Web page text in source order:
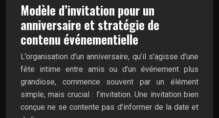
Modèle d’invitation pour un
anniversaire et stratégie de
contenu événementielle
L’organisation d’un anniversaire, qu’il s’agisse d’une
fête intime entre amis ou d’un événement plus
grandiose, commence souvent par un élément
simple, mais crucial : l’invitation. Une invitation bien
conçue ne se contente pas d’informer de la date et